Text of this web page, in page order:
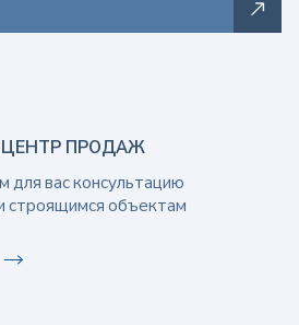
ЦЕНТР ПРОДАЖ
для вас консультацию
строящимся объектам